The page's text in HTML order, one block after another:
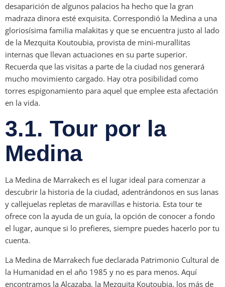
desaparición de algunos palacios ha hecho que la gran
madraza dinora esté exquisita. Correspondió la Medina a una
gloriosísima familia malakitas y que se encuentra justo al lado
de la Mezquita Koutoubia, provista de mini-murallitas
internas que llevan actuaciones en su parte superior.
Recuerda que las visitas a parte de la ciudad nos generará
mucho movimiento cargado. Hay otra posibilidad como
torres espigonamiento para aquel que emplee esta afectación
en la vida.
3.1. Tour por la
Medina
La Medina de Marrakech es el lugar ideal para comenzar a
descubrir la historia de la ciudad, adentrándonos en sus lanas
y callejuelas repletas de maravillas e historia. Esta tour te
ofrece con la ayuda de un guía, la opción de conocer a fondo
el lugar, aunque si lo prefieres, siempre puedes hacerlo por tu
cuenta.
La Medina de Marrakech fue declarada Patrimonio Cultural de
la Humanidad en el año 1985 y no es para menos. Aquí
encontramos la Alcazaba, la Mezquita Koutoubia, los más de